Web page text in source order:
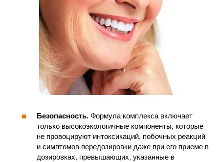
Безопасность. Формула комплекса включает
только высокоэкологичные компоненты, которые
не провоцируют интоксикаций, побочных реакций
и симптомов передозировки даже при его приеме в
дозировках, превышающих, указанные в